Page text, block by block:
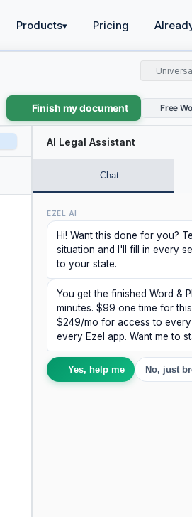
Products▾ Pricing
Finish my document Free
AI Legal Assistant
Chat
EZEL AI
Hi! Want this done for you?
situation and I'll fill in every
to your state.
You get the finished Word &
minutes. $99 one time for
$249/mo for access to every
every Ezel app. Want me to
Yes, help me No, just